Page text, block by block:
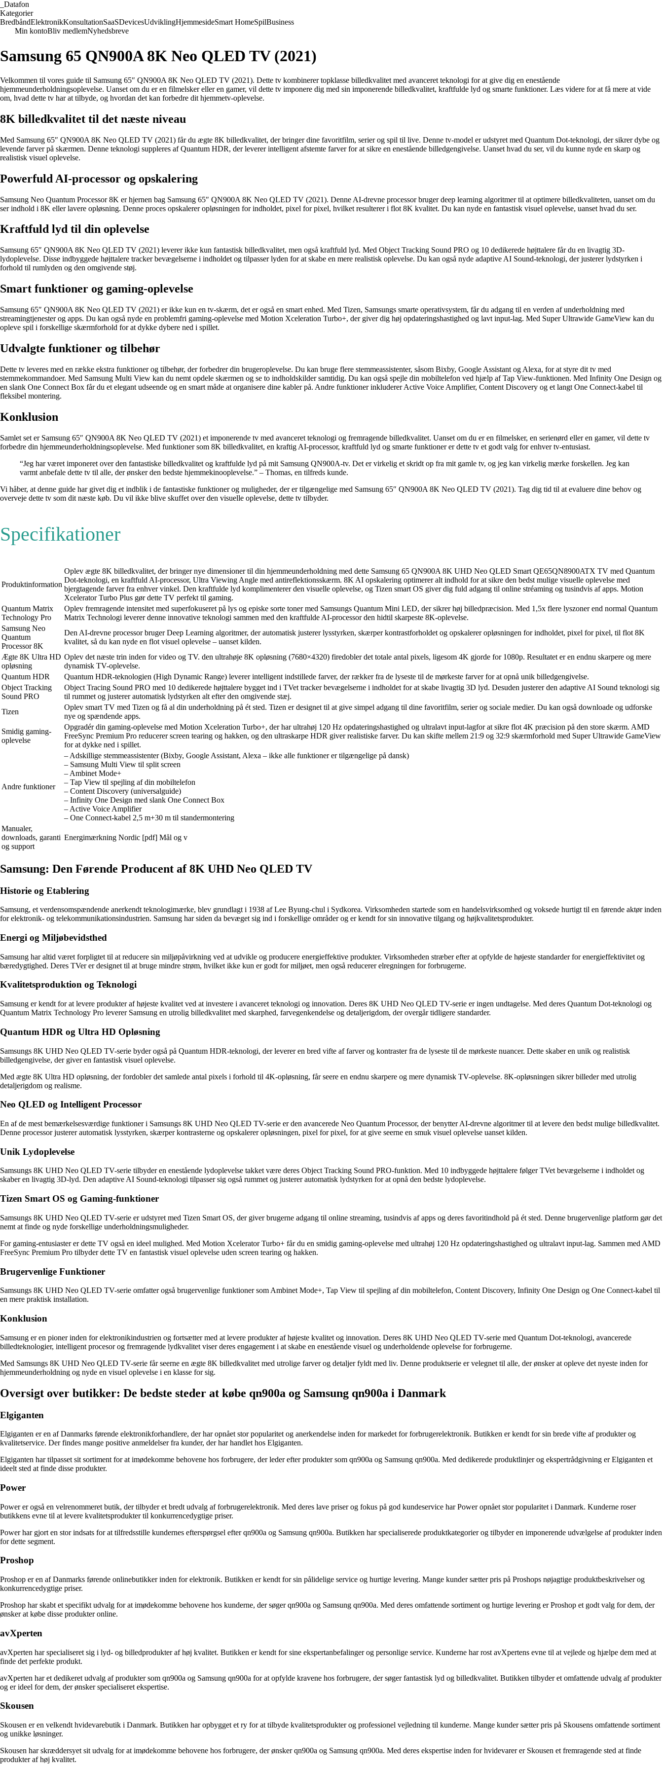
Datafon
Kategorier
BredbåndElektronikKonsultationSaaSDevicesUdviklingHjemmesideSmart HomeSpilBusiness
Min kontoBliv medlemNyhedsbreve
Samsung 65 QN900A 8K Neo QLED TV (2021)
Velkommen til vores guide til Samsung 65″ QN900A 8K Neo QLED TV (2021). Dette tv kombinerer topklasse billedkvalitet med avanceret teknologi for at give dig en enestående
hjemmeunderholdningsoplevelse. Uanset om du er en filmelsker eller en gamer, vil dette tv imponere dig med sin imponerende billedkvalitet, kraftfulde lyd og smarte funktioner. Læs videre for at få mere at vide
om, hvad dette tv har at tilbyde, og hvordan det kan forbedre dit hjemmetv-oplevelse.
8K billedkvalitet til det næste niveau
Med Samsung 65″ QN900A 8K Neo QLED TV (2021) får du ægte 8K billedkvalitet, der bringer dine favoritfilm, serier og spil til live. Denne tv-model er udstyret med Quantum Dot-teknologi, der sikrer dybe og
levende farver på skærmen. Denne teknologi suppleres af Quantum HDR, der leverer intelligent afstemte farver for at sikre en enestående billedgengivelse. Uanset hvad du ser, vil du kunne nyde en skarp og
realistisk visuel oplevelse.
Powerfuld AI-processor og opskalering
Samsung Neo Quantum Processor 8K er hjernen bag Samsung 65″ QN900A 8K Neo QLED TV (2021). Denne AI-drevne processor bruger deep learning algoritmer til at optimere billedkvaliteten, uanset om du
ser indhold i 8K eller lavere opløsning. Denne proces opskalerer opløsningen for indholdet, pixel for pixel, hvilket resulterer i flot 8K kvalitet. Du kan nyde en fantastisk visuel oplevelse, uanset hvad du ser.
Kraftfuld lyd til din oplevelse
Samsung 65″ QN900A 8K Neo QLED TV (2021) leverer ikke kun fantastisk billedkvalitet, men også kraftfuld lyd. Med Object Tracking Sound PRO og 10 dedikerede højttalere får du en livagtig 3D-
lydoplevelse. Disse indbyggede højttalere tracker bevægelserne i indholdet og tilpasser lyden for at skabe en mere realistisk oplevelse. Du kan også nyde adaptive AI Sound-teknologi, der justerer lydstyrken i
forhold til rumlyden og den omgivende støj.
Smart funktioner og gaming-oplevelse
Samsung 65″ QN900A 8K Neo QLED TV (2021) er ikke kun en tv-skærm, det er også en smart enhed. Med Tizen, Samsungs smarte operativsystem, får du adgang til en verden af underholdning med
streamingtjenester og apps. Du kan også nyde en problemfri gaming-oplevelse med Motion Xceleration Turbo+, der giver dig høj opdateringshastighed og lavt input-lag. Med Super Ultrawide GameView kan du
opleve spil i forskellige skærmforhold for at dykke dybere ned i spillet.
Udvalgte funktioner og tilbehør
Dette tv leveres med en række ekstra funktioner og tilbehør, der forbedrer din brugeroplevelse. Du kan bruge flere stemmeassistenter, såsom Bixby, Google Assistant og Alexa, for at styre dit tv med
stemmekommandoer. Med Samsung Multi View kan du nemt opdele skærmen og se to indholdskilder samtidig. Du kan også spejle din mobiltelefon ved hjælp af Tap View-funktionen. Med Infinity One Design og
en slank One Connect Box får du et elegant udseende og en smart måde at organisere dine kabler på. Andre funktioner inkluderer Active Voice Amplifier, Content Discovery og et langt One Connect-kabel til
fleksibel montering.
Konklusion
Samlet set er Samsung 65″ QN900A 8K Neo QLED TV (2021) et imponerende tv med avanceret teknologi og fremragende billedkvalitet. Uanset om du er en filmelsker, en serienørd eller en gamer, vil dette tv
forbedre din hjemmeunderholdningsoplevelse. Med funktioner som 8K billedkvalitet, en kraftig AI-processor, kraftfuld lyd og smarte funktioner er dette tv et godt valg for enhver tv-entusiast.
“Jeg har været imponeret over den fantastiske billedkvalitet og kraftfulde lyd på mit Samsung QN900A-tv. Det er virkelig et skridt op fra mit gamle tv, og jeg kan virkelig mærke forskellen. Jeg kan
varmt anbefale dette tv til alle, der ønsker den bedste hjemmekinooplevelse.” – Thomas, en tilfreds kunde.
Vi håber, at denne guide har givet dig et indblik i de fantastiske funktioner og muligheder, der er tilgængelige med Samsung 65″ QN900A 8K Neo QLED TV (2021). Tag dig tid til at evaluere dine behov og
overveje dette tv som dit næste køb. Du vil ikke blive skuffet over den visuelle oplevelse, dette tv tilbyder.
Specifikationer
Produktinformation
Oplev ægte 8K billedkvalitet, der bringer nye dimensioner til din hjemmeunderholdning med dette Samsung 65 QN900A 8K UHD Neo QLED Smart QE65QN8900ATX TV med Quantum
Dot-teknologi, en kraftfuld AI-processor, Ultra Viewing Angle med antireflektionsskærm. 8K AI opskalering optimerer alt indhold for at sikre den bedst mulige visuelle oplevelse med
bjergtagende farver fra enhver vinkel. Den kraftfulde lyd komplimenterer den visuelle oplevelse, og Tizen smart OS giver dig fuld adgang til online stréaming og tusindvis af apps. Motion
Xcelerator Turbo Plus gør dette TV perfekt til gaming.
Quantum Matrix
Technology Pro
Oplev fremragende intensitet med superfokuseret på lys og episke sorte toner med Samsungs Quantum Mini LED, der sikrer høj billedpræcision. Med 1,5x flere lyszoner end normal Quantum
Matrix Technologi leverer denne innovative teknologi sammen med den kraftfulde AI-processor den hidtil skarpeste 8K-oplevelse.
Samsung Neo
Quantum
Processor 8K
Den AI-drevne processor bruger Deep Learning algoritmer, der automatisk justerer lysstyrken, skærper kontrastforholdet og opskalerer opløsningen for indholdet, pixel for pixel, til flot 8K
kvalitet, så du kan nyde en flot visuel oplevelse – uanset kilden.
Ægte 8K Ultra HD
opløsning
Oplev det næste trin inden for video og TV. den ultrahøje 8K opløsning (7680×4320) firedobler det totale antal pixels, ligesom 4K gjorde for 1080p. Resultatet er en endnu skarpere og mere
dynamisk TV-oplevelse.
Quantum HDR
Quantum HDR-teknologien (High Dynamic Range) leverer intelligent indstillede farver, der rækker fra de lyseste til de mørkeste farver for at opnå unik billedgengivelse.
Object Tracking
Sound PRO
Object Tracing Sound PRO med 10 dedikerede højttalere bygget ind i TVet tracker bevægelserne i indholdet for at skabe livagtig 3D lyd. Desuden justerer den adaptive AI Sound teknologi sig
til rummet og justerer automatisk lydstyrken alt efter den omgivende stæj.
Tizen
Oplev smart TV med Tizen og få al din underholdning på ét sted. Tizen er designet til at give simpel adgang til dine favoritfilm, serier og sociale medier. Du kan også downloade og udforske
nye og spændende apps.
Smidig gaming-
oplevelse
Opgradér din gaming-oplevelse med Motion Xceleration Turbo+, der har ultrahøj 120 Hz opdateringshastighed og ultralavt input-lagfor at sikre flot 4K præcision på den store skærm. AMD
FreeSync Premium Pro reducerer screen tearing og hakken, og den ultraskarpe HDR giver realistiske farver. Du kan skifte mellem 21:9 og 32:9 skærmforhold med Super Ultrawide GameView
for at dykke ned i spillet.
Andre funktioner
– Adskillige stemmeassistenter (Bixby, Google Assistant, Alexa – ikke alle funktioner er tilgængelige på dansk)
– Samsung Multi View til split screen
– Ambinet Mode+
– Tap View til spejling af din mobiltelefon
– Content Discovery (universalguide)
– Infinity One Design med slank One Connect Box
– Active Voice Amplifier
– One Connect-kabel 2,5 m+30 m til standermontering
Manualer,
downloads, garanti
og support
Energimærkning Nordic [pdf] Mål og v
Samsung: Den Førende Producent af 8K UHD Neo QLED TV
Historie og Etablering
Samsung, et verdensomspændende anerkendt teknologimærke, blev grundlagt i 1938 af Lee Byung-chul i Sydkorea. Virksomheden startede som en handelsvirksomhed og voksede hurtigt til en førende aktør inden
for elektronik- og telekommunikationsindustrien. Samsung har siden da bevæget sig ind i forskellige områder og er kendt for sin innovative tilgang og højkvalitetsprodukter.
Energi og Miljøbevidsthed
Samsung har altid været forpligtet til at reducere sin miljøpåvirkning ved at udvikle og producere energieffektive produkter. Virksomheden stræber efter at opfylde de højeste standarder for energieffektivitet og
bæredygtighed. Deres TVer er designet til at bruge mindre strøm, hvilket ikke kun er godt for miljøet, men også reducerer elregningen for forbrugerne.
Kvalitetsproduktion og Teknologi
Samsung er kendt for at levere produkter af højeste kvalitet ved at investere i avanceret teknologi og innovation. Deres 8K UHD Neo QLED TV-serie er ingen undtagelse. Med deres Quantum Dot-teknologi og
Quantum Matrix Technology Pro leverer Samsung en utrolig billedkvalitet med skarphed, farvegenkendelse og detaljerigdom, der overgår tidligere standarder.
Quantum HDR og Ultra HD Opløsning
Samsungs 8K UHD Neo QLED TV-serie byder også på Quantum HDR-teknologi, der leverer en bred vifte af farver og kontraster fra de lyseste til de mørkeste nuancer. Dette skaber en unik og realistisk
billedgengivelse, der giver en fantastisk visuel oplevelse.
Med ægte 8K Ultra HD opløsning, der fordobler det samlede antal pixels i forhold til 4K-opløsning, får seere en endnu skarpere og mere dynamisk TV-oplevelse. 8K-opløsningen sikrer billeder med utrolig
detaljerigdom og realisme.
Neo QLED og Intelligent Processor
En af de mest bemærkelsesværdige funktioner i Samsungs 8K UHD Neo QLED TV-serie er den avancerede Neo Quantum Processor, der benytter AI-drevne algoritmer til at levere den bedst mulige billedkvalitet.
Denne processor justerer automatisk lysstyrken, skærper kontrasterne og opskalerer opløsningen, pixel for pixel, for at give seerne en smuk visuel oplevelse uanset kilden.
Unik Lydoplevelse
Samsungs 8K UHD Neo QLED TV-serie tilbyder en enestående lydoplevelse takket være deres Object Tracking Sound PRO-funktion. Med 10 indbyggede højttalere følger TVet bevægelserne i indholdet og
skaber en livagtig 3D-lyd. Den adaptive AI Sound-teknologi tilpasser sig også rummet og justerer automatisk lydstyrken for at opnå den bedste lydoplevelse.
Tizen Smart OS og Gaming-funktioner
Samsungs 8K UHD Neo QLED TV-serie er udstyret med Tizen Smart OS, der giver brugerne adgang til online streaming, tusindvis af apps og deres favoritindhold på ét sted. Denne brugervenlige platform gør det
nemt at finde og nyde forskellige underholdningsmuligheder.
For gaming-entusiaster er dette TV også en ideel mulighed. Med Motion Xcelerator Turbo+ får du en smidig gaming-oplevelse med ultrahøj 120 Hz opdateringshastighed og ultralavt input-lag. Sammen med AMD
FreeSync Premium Pro tilbyder dette TV en fantastisk visuel oplevelse uden screen tearing og hakken.
Brugervenlige Funktioner
Samsungs 8K UHD Neo QLED TV-serie omfatter også brugervenlige funktioner som Ambinet Mode+, Tap View til spejling af din mobiltelefon, Content Discovery, Infinity One Design og One Connect-kabel til
en mere praktisk installation.
Konklusion
Samsung er en pioner inden for elektronikindustrien og fortsætter med at levere produkter af højeste kvalitet og innovation. Deres 8K UHD Neo QLED TV-serie med Quantum Dot-teknologi, avancerede
billedteknologier, intelligent procesor og fremragende lydkvalitet viser deres engagement i at skabe en enestående visuel og underholdende oplevelse for forbrugerne.
Med Samsungs 8K UHD Neo QLED TV-serie får seerne en ægte 8K billedkvalitet med utrolige farver og detaljer fyldt med liv. Denne produktserie er velegnet til alle, der ønsker at opleve det nyeste inden for
hjemmeunderholdning og nyde en visuel oplevelse i en klasse for sig.
Oversigt over butikker: De bedste steder at købe qn900a og Samsung qn900a i Danmark
Elgiganten
Elgiganten er en af Danmarks førende elektronikforhandlere, der har opnået stor popularitet og anerkendelse inden for markedet for forbrugerelektronik. Butikken er kendt for sin brede vifte af produkter og
kvalitetservice. Der findes mange positive anmeldelser fra kunder, der har handlet hos Elgiganten.
Elgiganten har tilpasset sit sortiment for at imødekomme behovene hos forbrugere, der leder efter produkter som qn900a og Samsung qn900a. Med dedikerede produktlinjer og ekspertrådgivning er Elgiganten et
ideelt sted at finde disse produkter.
Power
Power er også en velrenommeret butik, der tilbyder et bredt udvalg af forbrugerelektronik. Med deres lave priser og fokus på god kundeservice har Power opnået stor popularitet i Danmark. Kunderne roser
butikkens evne til at levere kvalitetsprodukter til konkurrencedygtige priser.
Power har gjort en stor indsats for at tilfredsstille kundernes efterspørgsel efter qn900a og Samsung qn900a. Butikken har specialiserede produktkategorier og tilbyder en imponerende udvælgelse af produkter inden
for dette segment.
Proshop
Proshop er en af Danmarks førende onlinebutikker inden for elektronik. Butikken er kendt for sin pålidelige service og hurtige levering. Mange kunder sætter pris på Proshops nøjagtige produktbeskrivelser og
konkurrencedygtige priser.
Proshop har skabt et specifikt udvalg for at imødekomme behovene hos kunderne, der søger qn900a og Samsung qn900a. Med deres omfattende sortiment og hurtige levering er Proshop et godt valg for dem, der
ønsker at købe disse produkter online.
avXperten
avXperten har specialiseret sig i lyd- og billedprodukter af høj kvalitet. Butikken er kendt for sine ekspertanbefalinger og personlige service. Kunderne har rost avXpertens evne til at vejlede og hjælpe dem med at
finde det perfekte produkt.
avXperten har et dedikeret udvalg af produkter som qn900a og Samsung qn900a for at opfylde kravene hos forbrugere, der søger fantastisk lyd og billedkvalitet. Butikken tilbyder et omfattende udvalg af produkter
og er ideel for dem, der ønsker specialiseret ekspertise.
Skousen
Skousen er en velkendt hvidevarebutik i Danmark. Butikken har opbygget et ry for at tilbyde kvalitetsprodukter og professionel vejledning til kunderne. Mange kunder sætter pris på Skousens omfattende sortiment
og unikke løsninger.
Skousen har skræddersyet sit udvalg for at imødekomme behovene hos forbrugere, der ønsker qn900a og Samsung qn900a. Med deres ekspertise inden for hvidevarer er Skousen et fremragende sted at finde
produkter af høj kvalitet.